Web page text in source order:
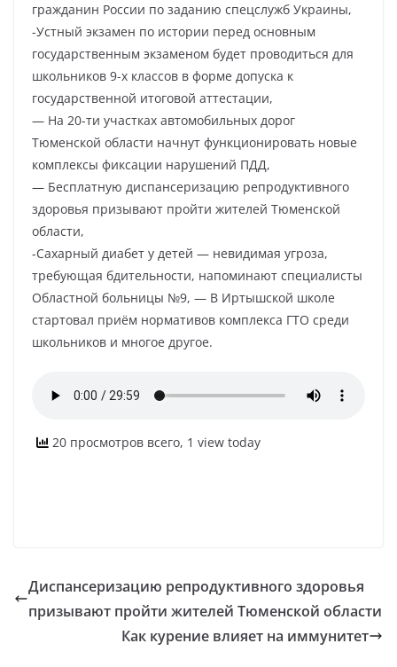
гражданин России по заданию спецслужб Украины,
-Устный экзамен по истории перед основным
государственным экзаменом будет проводиться для
школьников 9-х классов в форме допуска к
государственной итоговой аттестации,
— На 20-ти участках автомобильных дорог
Тюменской области начнут функционировать новые
комплексы фиксации нарушений ПДД,
— Бесплатную диспансеризацию репродуктивного
здоровья призывают пройти жителей Тюменской
области,
-Сахарный диабет у детей — невидимая угроза,
требующая бдительности, напоминают специалисты
Областной больницы №9, — В Иртышской школе
стартовал приём нормативов комплекса ГТО среди
школьников и многое другое.
20 просмотров всего, 1 view today
Диспансеризацию репродуктивного здоровья
призывают пройти жителей Тюменской области
Как курение влияет на иммунитет